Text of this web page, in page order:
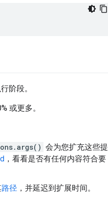
阶段。
或更多。
会为您扩充这些提
，看看是否有任何内容符合要
路径 ，并延迟到扩展时间。